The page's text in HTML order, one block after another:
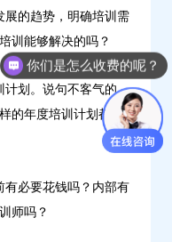
展的趋势，明确培训需
训能够解决的吗？
计划。说句不客气的
的年度培训计划都没
有必要花钱吗？内部有
师吗？
你们是怎么收费的呢？